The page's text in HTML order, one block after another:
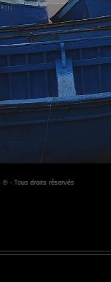
© - Tous droits réservés